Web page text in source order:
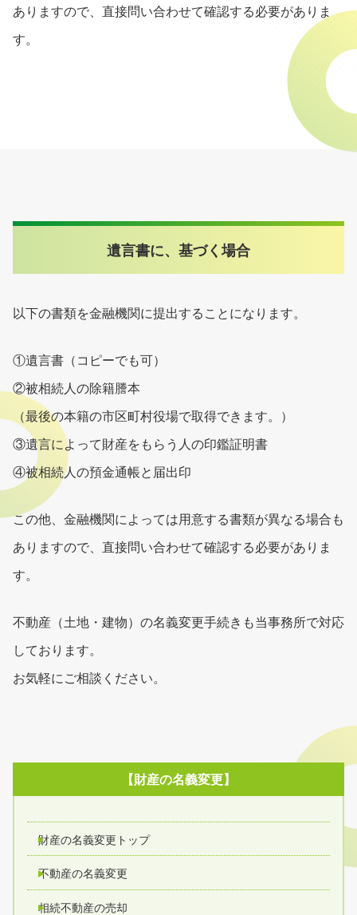
ありますので、直接問い合わせて確認する必要がありま
す。
遺言書に、基づく場合
以下の書類を金融機関に提出することになります。
①遺言書（コピーでも可）
②被相続人の除籍謄本
（最後の本籍の市区町村役場で取得できます。）
③遺言によって財産をもらう人の印鑑証明書
④被相続人の預金通帳と届出印
この他、金融機関によっては用意する書類が異なる場合も
ありますので、直接問い合わせて確認する必要がありま
す。
不動産（土地・建物）の名義変更手続きも当事務所で対応
しております。
お気軽にご相談ください。
【財産の名義変更】
財産の名義変更トップ
不動産の名義変更
相続不動産の売却